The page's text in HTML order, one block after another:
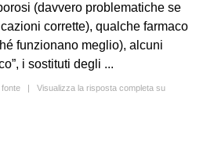
(davvero problematiche se
corrette), qualche farmaco
funzionano meglio), alcuni
i sostituti degli ...
fonte | Visualizza la risposta completa su